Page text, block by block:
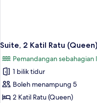
Suite, 2 Katil Ratu
Pemandangan sebahagian
1 bilik tidur
Boleh menampung 5
2 Katil Ratu (Queen)